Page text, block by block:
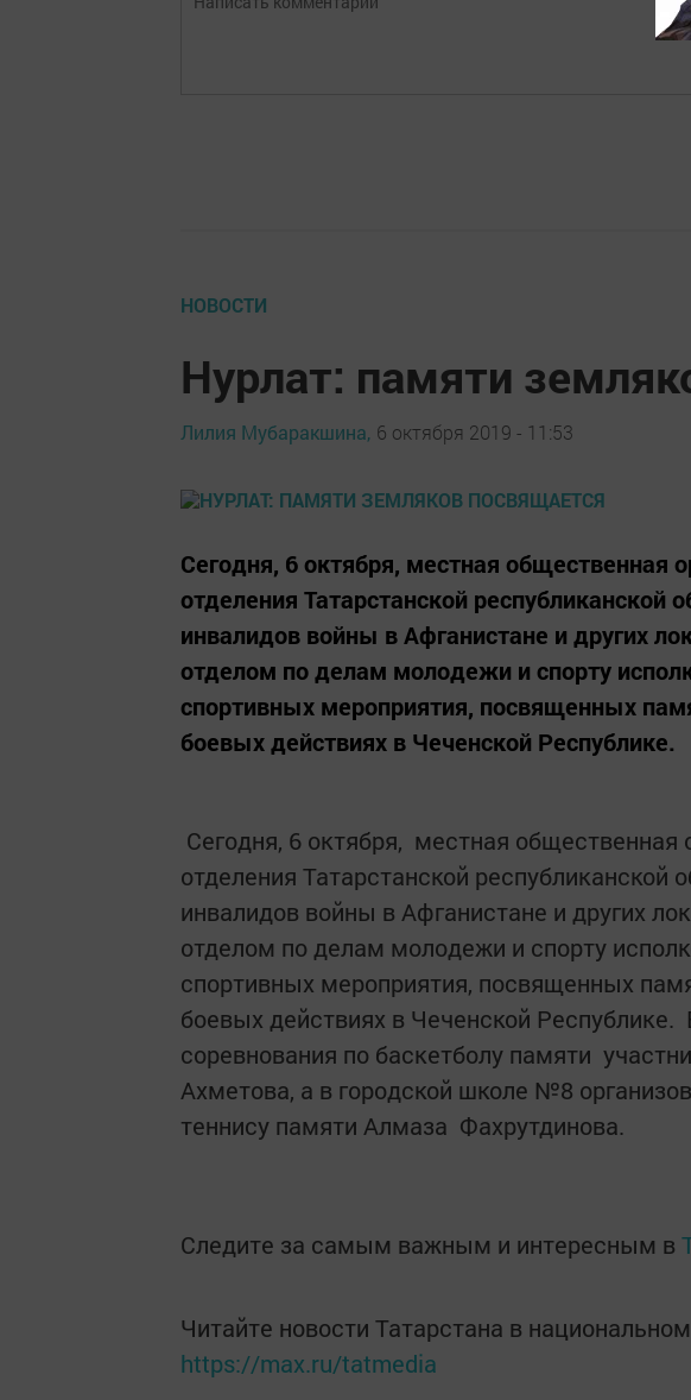
НОВОСТИ
Нурлат: памяти
Лилия Мубаракшина, 6 октября 2019 - 11:53
Сегодня, 6 октября, местная общественная
отделения Татарстанской республиканской
инвалидов войны в Афганистане и других
отделом по делам молодежи и спорту
спортивных мероприятия, посвященных
боевых действиях в Чеченской Республике.
Сегодня, 6 октября, местная общественная
отделения Татарстанской республиканской
инвалидов войны в Афганистане и других
отделом по делам молодежи и спорту
спортивных мероприятия, посвященных
боевых действиях в Чеченской
соревнования по баскетболу памяти
Ахметова, а в городской школе №8
теннису памяти Алмаза Фахрутдинова.
Следите за самым важным и интересным в
Читайте новости Татарстана в
https://max.ru/tatmedia